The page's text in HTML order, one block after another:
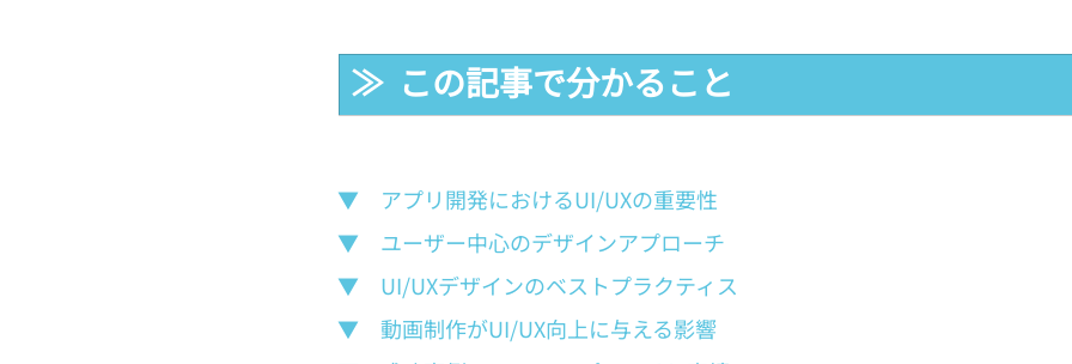
≫  この記事で分かること
▼　アプリ開発におけるUI/UXの重要性
▼　ユーザー中心のデザインアプローチ
▼　UI/UXデザインのベストプラクティス
▼　動画制作がUI/UX向上に与える影響